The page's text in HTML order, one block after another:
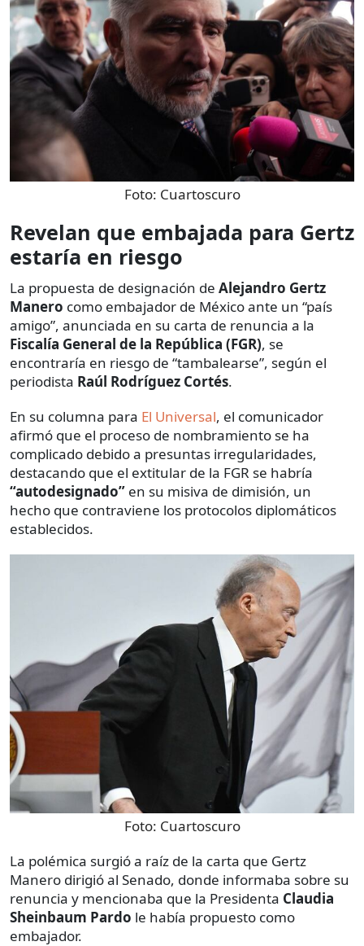
Foto: Cuartoscuro
Revelan que embajada para Gertz
estaría en riesgo
La propuesta de designación de Alejandro Gertz
Manero como embajador de México ante un “país
amigo”, anunciada en su carta de renuncia a la
Fiscalía General de la República (FGR), se
encontraría en riesgo de “tambalearse”, según el
periodista Raúl Rodríguez Cortés.
En su columna para El Universal, el comunicador
afirmó que el proceso de nombramiento se ha
complicado debido a presuntas irregularidades,
destacando que el extitular de la FGR se habría
“autodesignado” en su misiva de dimisión, un
hecho que contraviene los protocolos diplomáticos
establecidos.
Foto: Cuartoscuro
La polémica surgió a raíz de la carta que Gertz
Manero dirigió al Senado, donde informaba sobre su
renuncia y mencionaba que la Presidenta Claudia
Sheinbaum Pardo le había propuesto como
embajador.